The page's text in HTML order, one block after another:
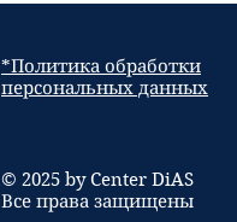
*Политика обработки
персональных данных
© 2025 by Center DiAS
Все права защищены